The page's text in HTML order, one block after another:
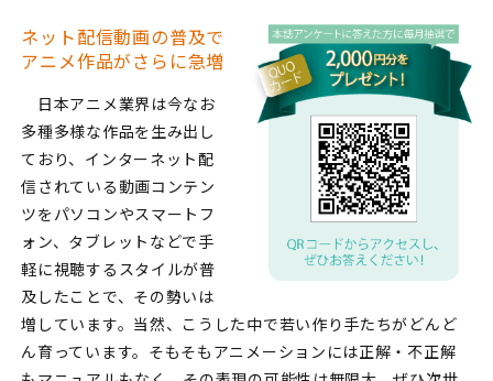
ネット配信動画の普及で
アニメ作品がさらに急増
日本アニメ業界は今なお
多種多様な作品を生み出し
ており、インターネット配
信されている動画コンテン
ツをパソコンやスマートフ
ォン、タブレットなどで手
軽に視聴するスタイルが普
及したことで、その勢いは
増しています。当然、こうした中で若い作り手たちがどんど
ん育っています。そもそもアニメーションには正解・不正解